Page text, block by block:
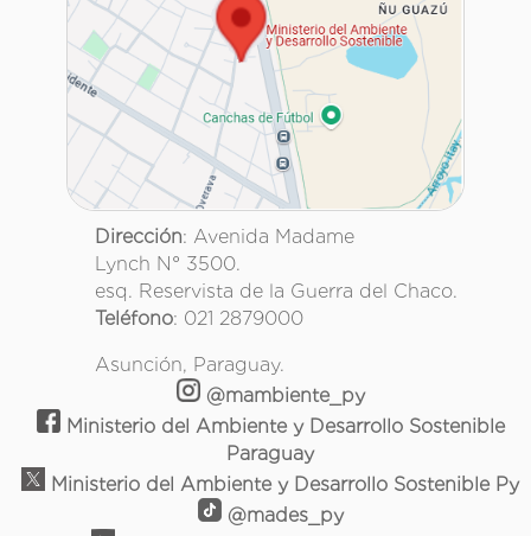
Dirección: Avenida Madame
Lynch N° 3500.
esq. Reservista de la Guerra del Chaco.
Teléfono: 021 2879000
Asunción, Paraguay.
@mambiente_py
Ministerio del Ambiente y Desarrollo Sostenible
Paraguay
Ministerio del Ambiente y Desarrollo Sostenible Py
@mades_py